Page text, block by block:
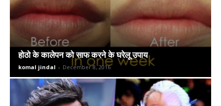
होठो के कालेपन को साफ करने के घरेलू उपाय
komal jindal - December 8, 2016